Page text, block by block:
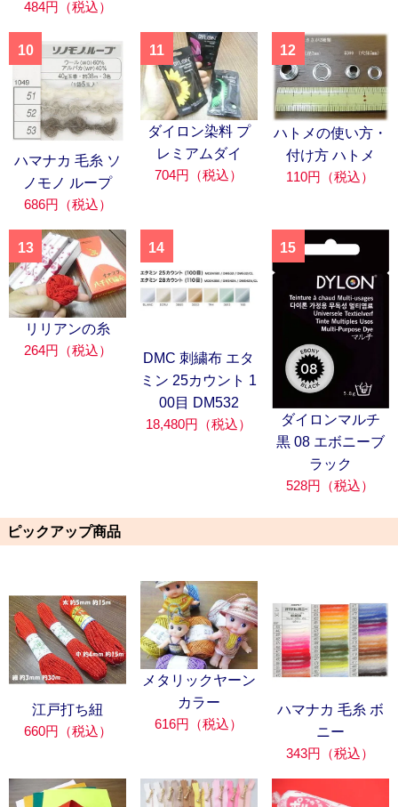
484円（税込）
10
ハマナカ 毛糸 ソ
ノモノ ループ
686円（税込）
11
ダイロン染料 プ
レミアムダイ
704円（税込）
12
ハトメの使い方・
付け方 ハトメ
110円（税込）
13
リリアンの糸
264円（税込）
14
DMC 刺繍布 エタ
ミン 25カウント 1
00目 DM532
18,480円（税込）
15
ダイロンマルチ
黒 08 エボニーブ
ラック
528円（税込）
ピックアップ商品
江戸打ち紐
660円（税込）
メタリックヤーン
カラー
616円（税込）
ハマナカ 毛糸 ボ
ニー
343円（税込）